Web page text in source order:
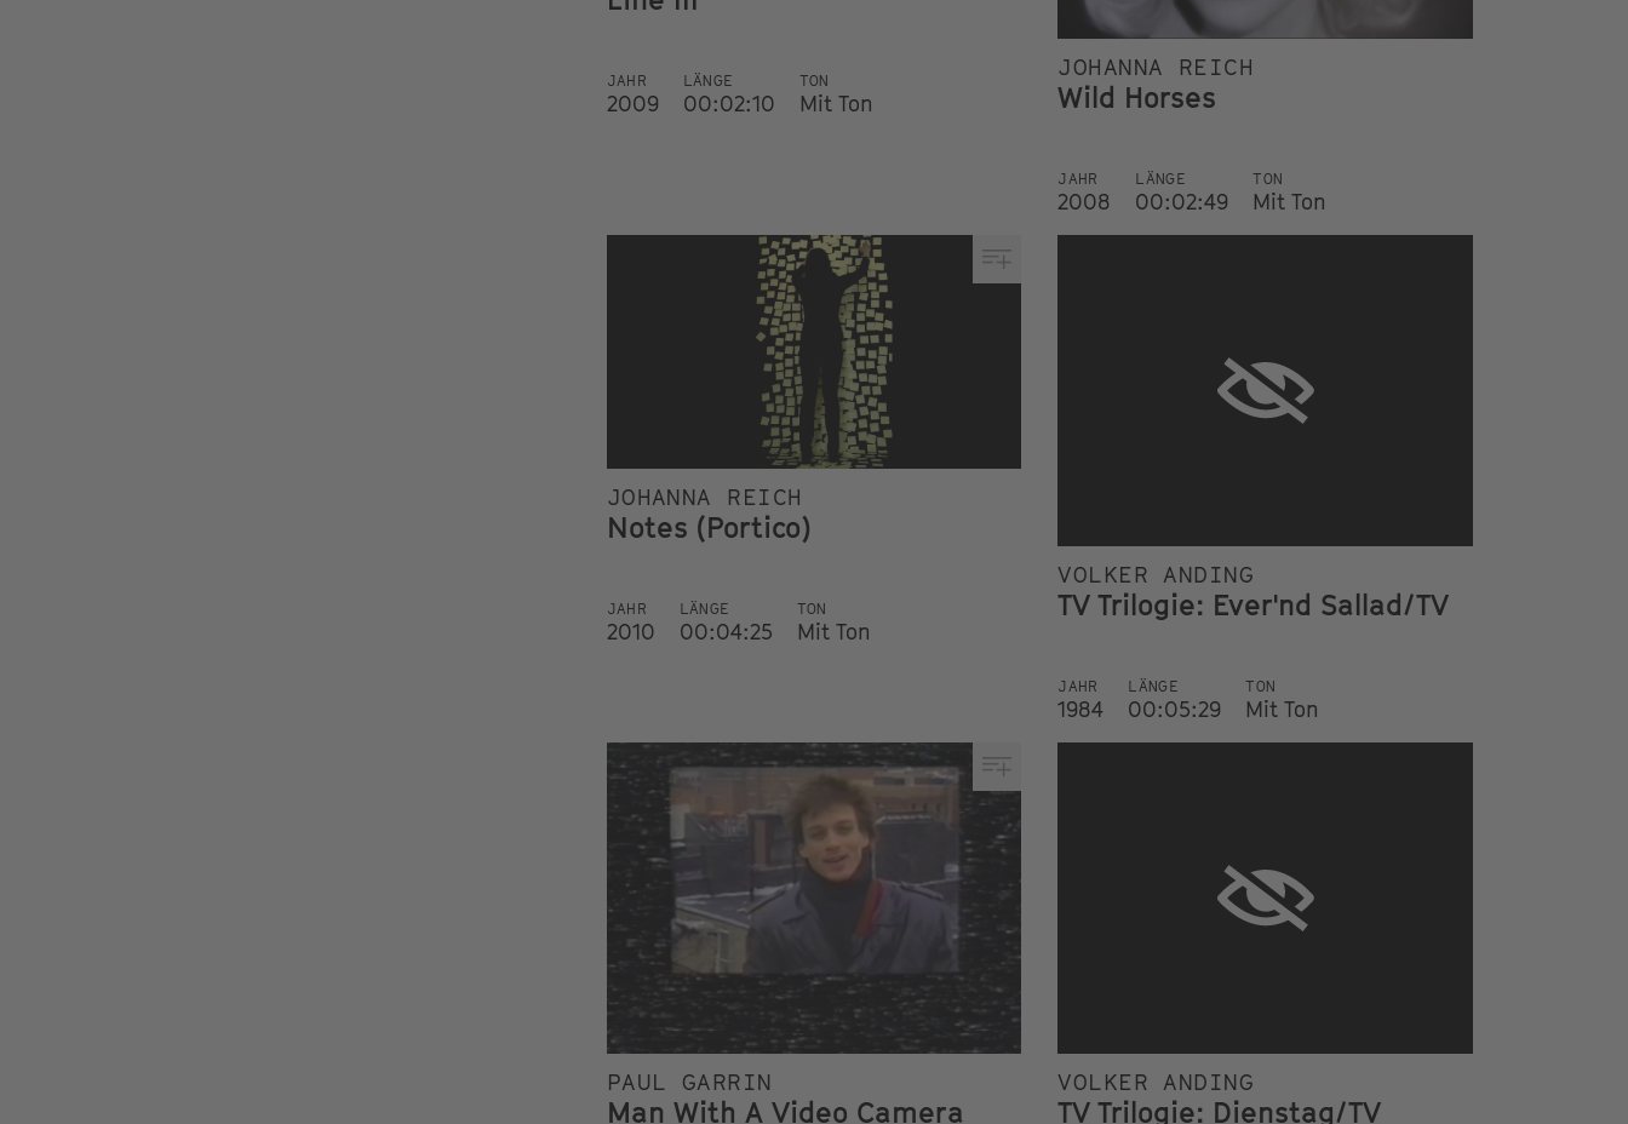
JAHR
2009
LÄNGE
00:02:10
TON
Mit Ton
JOHANNA REICH
Wild Horses
JAHR
2008
LÄNGE
00:02:49
TON
Mit Ton
JOHANNA REICH
Notes (Portico)
JAHR
2010
LÄNGE
00:04:25
TON
Mit Ton
VOLKER ANDING
TV Trilogie: Ever'nd Sallad/TV
JAHR
1984
LÄNGE
00:05:29
TON
Mit Ton
PAUL GARRIN
Man With A Video Camera
VOLKER ANDING
TV Trilogie: Dienstag/TV